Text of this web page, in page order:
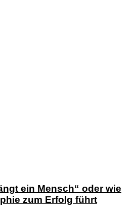
ein Mensch“ oder wie
zum Erfolg führt